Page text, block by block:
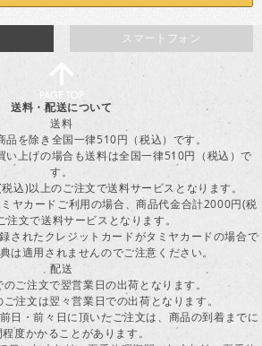
スマートフォン
送料・配送について
送料
品を除き全国一律510円（税込）です。
い上げの場合も送料は全国一律510円（税込）で
す。
込)以上のご注文で送料サービスとなります。
ヤカードご利用の場合、商品代金合計2000円(税
注文で送料サービスとなります。
されたクレジットカードがタミヤカードの場合で
は適用されませんのでご注意ください。
配送
ご注文で翌営業日の出荷となります。
注文は翌々営業日での出荷となります。
日・前々日に頂いたご注文は、商品の到着までに
度かかることがあります。